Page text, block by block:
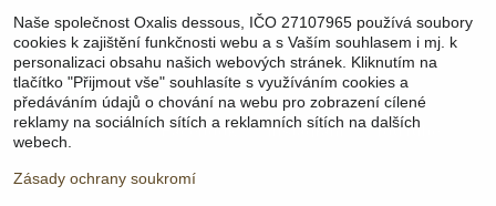
cítí krásně.
Sledujte nás: Facebook | Instagram | YouTube
Naše společnost Oxalis dessous, IČO 27107965 používá soubory
cookies k zajištění funkčnosti webu a s Vaším souhlasem i mj. k
personalizaci obsahu našich webových stránek. Kliknutím na
tlačítko "Přijmout vše" souhlasíte s využíváním cookies a
předáváním údajů o chování na webu pro zobrazení cílené
reklamy na sociálních sítích a reklamních sítích na dalších
webech.
Zásady ochrany soukromí